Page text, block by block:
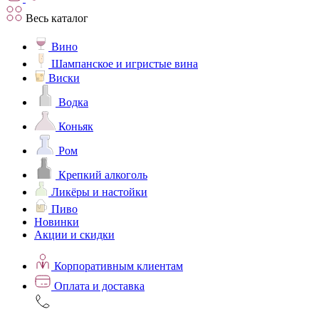
Весь каталог
Вино
Шампанское и игристые вина
Виски
Водка
Коньяк
Ром
Крепкий алкоголь
Ликёры и настойки
Пиво
Новинки
Акции и скидки
Корпоративным клиентам
Оплата и доставка